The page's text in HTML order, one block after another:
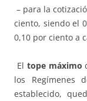
– para la
ciento, siendo el
0,10 por ciento a
El tope máximo
los Regímenes
establecido,